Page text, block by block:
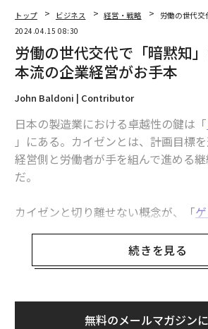
トップ ビジネス 経営・戦略
労働の世代
2024.04.15 08:30
労働の世代交代で「暗黙知
本流の企業経営がお手本
John Baldoni | Contributor
日本の製造業における卓越性の鍵は「
」にある。カイゼンとは、計画目標を
経営側と労働者が手を組んで進める
だ。
カイゼンと切り離せない概念が、「
だ。これは、「実際に仕事が行われて
る。製品を設計・製造する人々が共に
を交換し、ベストプラクティスを生み
暗黙知（tacit knowledge）」、つま
にある知識」だ。
続きを見る
無料のメールマガジン